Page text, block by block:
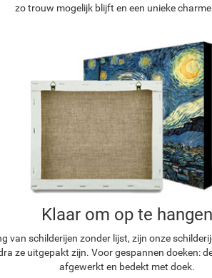
zo trouw mogelijk blijft en een unieke
Klaar om op te hangen
van schilderijen zonder lijst, zijn onze
ze uitgepakt zijn. Voor gespannen doeken:
afgewerkt en bedekt met doek.